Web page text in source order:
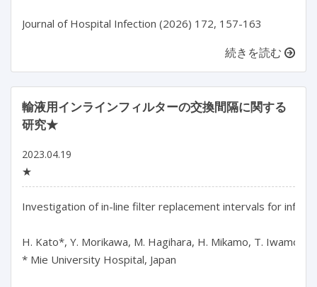
Journal of Hospital Infection (2026) 172, 157-163
続きを読む
輸液用インラインフィルターの交換間隔に関する
研究★
2023.04.19
★
Investigation of in-line filter replacement intervals for
H. Kato*, Y. Morikawa, M. Hagihara, H. Mikamo, T. Iwamoto
* Mie University Hospital, Japan